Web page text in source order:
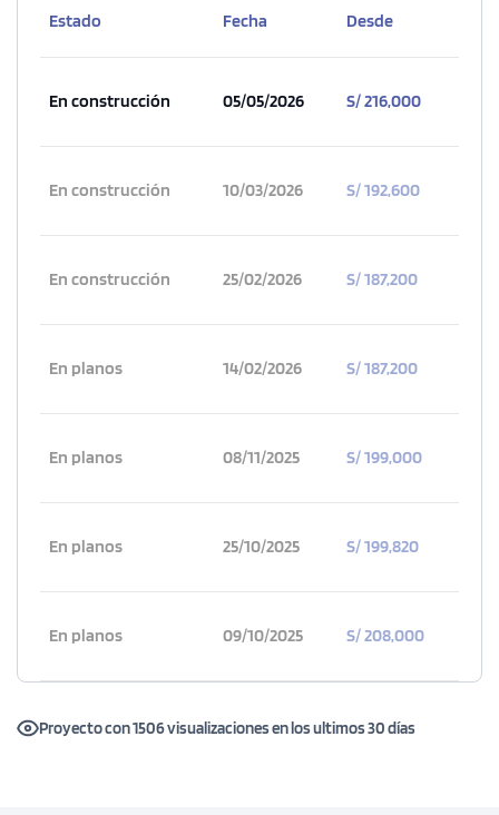
Estado Fecha Desde
En construcción 05/05/2026 S/ 216,000
En construcción 10/03/2026 S/ 192,600
En construcción 25/02/2026 S/ 187,200
En planos 14/02/2026 S/ 187,200
En planos 08/11/2025 S/ 199,000
En planos 25/10/2025 S/ 199,820
En planos 09/10/2025 S/ 208,000
Proyecto con 1506 visualizaciones en los ultimos 30 días